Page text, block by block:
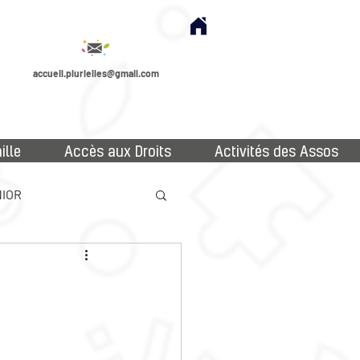
accueil.plurielles@gmail.com
Accès aux Droits Activités des Assos